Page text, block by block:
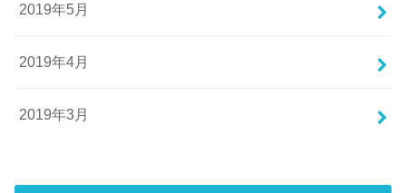
2019年5月
2019年4月
2019年3月